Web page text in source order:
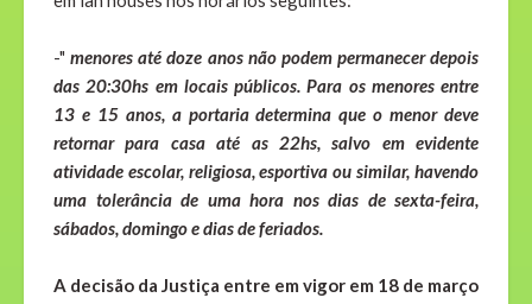
-" menores até doze anos não podem permanecer depois
das 20:30hs em locais públicos. Para os menores entre
13 e 15 anos, a portaria determina que o menor deve
retornar para casa até as 22hs, salvo em evidente
atividade escolar, religiosa, esportiva ou similar, havendo
uma tolerância de uma hora nos dias de sexta-feira,
sábados, domingo e dias de feriados.
A decisão da Justiça entre em vigor em 18 de março